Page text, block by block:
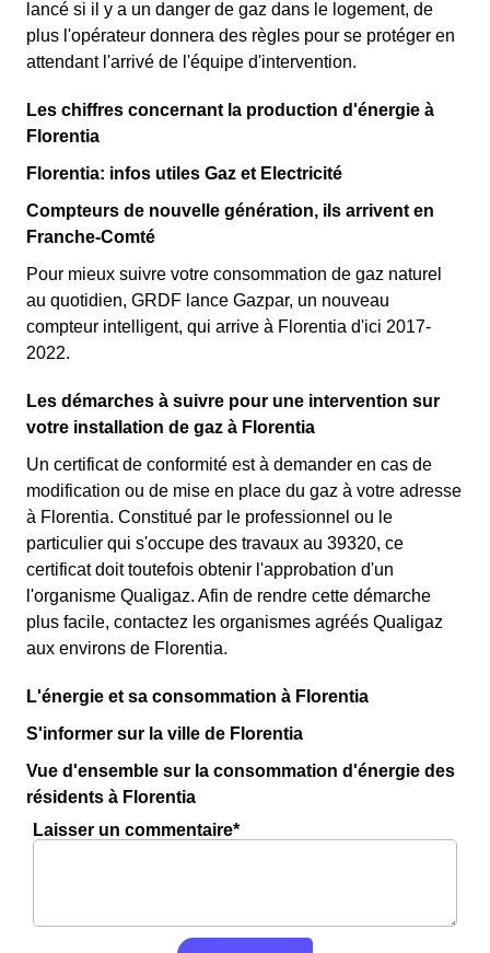
lancé si il y a un danger de gaz dans le logement, de
plus l'opérateur donnera des règles pour se protéger en
attendant l'arrivé de l'équipe d'intervention.
Les chiffres concernant la production d'énergie à
Florentia
Florentia: infos utiles Gaz et Electricité
Compteurs de nouvelle génération, ils arrivent en
Franche-Comté
Pour mieux suivre votre consommation de gaz naturel
au quotidien, GRDF lance Gazpar, un nouveau
compteur intelligent, qui arrive à Florentia d'ici 2017-
2022.
Les démarches à suivre pour une intervention sur
votre installation de gaz à Florentia
Un certificat de conformité est à demander en cas de
modification ou de mise en place du gaz à votre adresse
à Florentia. Constitué par le professionnel ou le
particulier qui s'occupe des travaux au 39320, ce
certificat doit toutefois obtenir l'approbation d'un
l'organisme Qualigaz. Afin de rendre cette démarche
plus facile, contactez les organismes agréés Qualigaz
aux environs de Florentia.
L'énergie et sa consommation à Florentia
S'informer sur la ville de Florentia
Vue d'ensemble sur la consommation d'énergie des
résidents à Florentia
Laisser un commentaire*